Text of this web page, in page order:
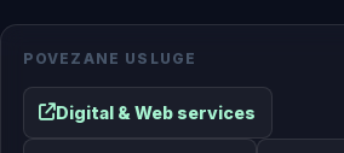
POVEZANE USLUGE
Digital & Web services